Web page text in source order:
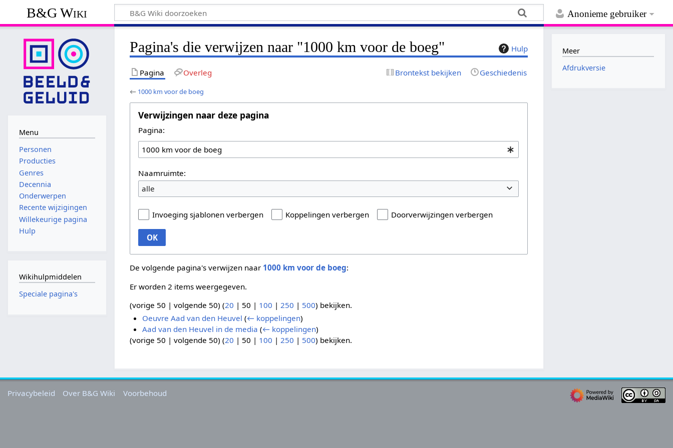
Anonieme gebruiker
B&G Wiki
Hulp
Pagina's die verwijzen naar "1000 km voor de boeg"
Pagina Overleg Brontekst bekijken Geschiedenis
← 1000 km voor de boeg
Verwijzingen naar deze pagina
Pagina:
Naamruimte:
alle
Invoeging sjablonen verbergen Koppelingen verbergen Doorverwijzingen verbergen
OK
De volgende pagina's verwijzen naar 1000 km voor de boeg:
Er worden 2 items weergegeven.
(vorige 50 |volgende 50) (20 | 50 | 100 | 250 | 500) bekijken.
Oeuvre Aad van den Heuvel (← koppelingen)
Aad van den Heuvel in de media (← koppelingen)
(vorige 50 |volgende 50) (20 | 50 | 100 |250 | 500) bekijken.
Menu
Personen
Producties
Genres
Decennia
Onderwerpen
Recente wijzigingen
Willekeurige pagina
Hulp
Wikihulpmiddelen
Speciale pagina's
Meer
Afdrukversie
Privacybeleid Over B&G Wiki Voorbehoud